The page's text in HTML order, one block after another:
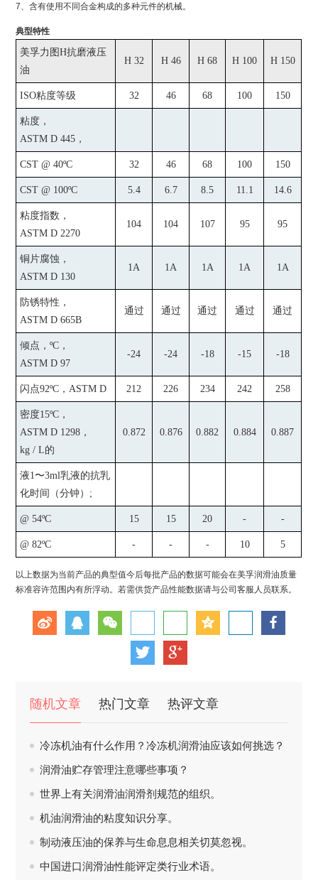
7、含有使用不同合金构成的多种元件的机械。
典型特性
美孚力图H抗磨液压
油
H 32 H 46 H 68 H 100 H 150
ISO粘度等级 32 46 68 100 150
粘度，
ASTM D 445 ，
CST @ 40ºC 32 46 68 100 150
CST @ 100ºC 5.4 6.7 8.5 11.1 14.6
粘度指数，
ASTM D 2270
104 104 107 95 95
铜片腐蚀，
ASTM D 130
1A 1A 1A 1A 1A
防锈特性，
ASTM D 665B
通过 通过 通过 通过 通过
倾点，ºC ，
ASTM D 97
-24 -24 -18 -15 -18
闪点92ºC ， ASTM D 212 226 234 242 258
密度15ºC ，
ASTM D 1298 ，
kg / L的
0.872 0.876 0.882 0.884 0.887
液1 〜3ml乳液的抗乳
化时间（分钟） ;
@ 54ºC 15 15 20 - -
@ 82ºC - - - 10 5
以上数据为当前产品的典型值今后每批产品的数据可能会在美孚润滑油质量
标准容许范围内有所浮动。若需供货产品性能数据请与公司客服人员联系。
随机文章 热门文章 热评文章
冷冻机油有什么作用？冷冻机润滑油应该如何挑选？
润滑油贮存管理注意哪些事项？
世界上有关润滑油润滑剂规范的组织。
机油润滑油的粘度知识分享。
制动液压油的保养与生命息息相关切莫忽视。
中国进口润滑油性能评定类行业术语。